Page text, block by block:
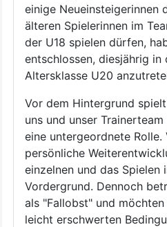
einige Neueinsteigerinnen
älteren Spielerinnen im
der U18 spielen dürfen,
entschlossen, diesjährig in
Altersklasse U20
Vor dem Hintergrund
uns und unser
eine untergeordnete Rolle.
persönliche
einzelnen und das Spielen
Vordergrund. Dennoch
als "Fallobst" und
leicht erschwerten